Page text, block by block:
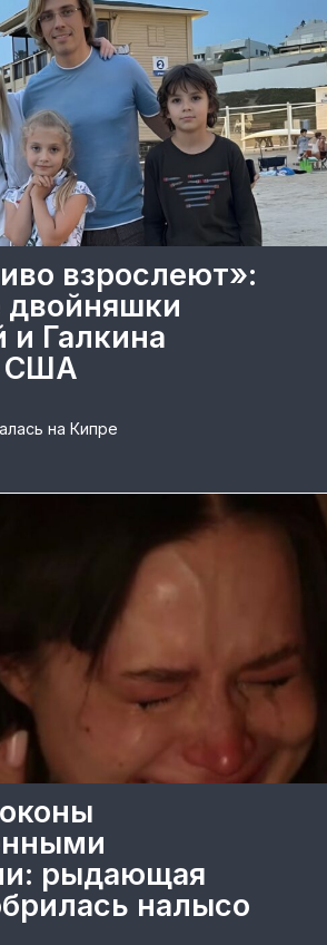
взрослеют»:
двойняшки
и Галкина
США
на Кипре
рыдающая
налысо